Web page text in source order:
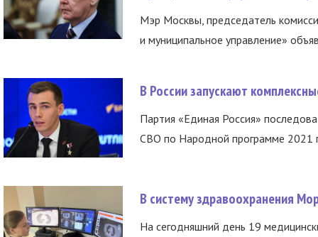
Мэр Москвы, председатель
и муниципальное управление»
В России запускают
Партия «Единая Россия»
СВО по Народной программе 2021
В систему здравоохранения
На сегодняшний день 19